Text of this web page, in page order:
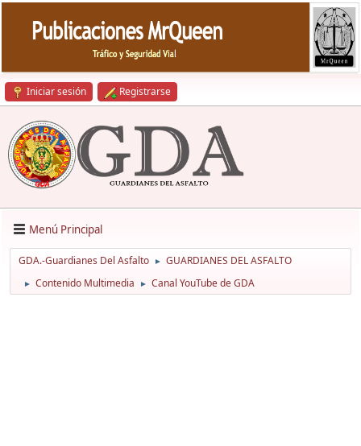
Iniciar sesión Registrarse
Menú Principal
GDA.-Guardianes Del Asfalto ► GUARDIANES DEL ASFALTO
► Contenido Multimedia ► Canal YouTube de GDA